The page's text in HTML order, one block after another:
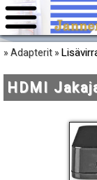
» Adapterit »
HDMI